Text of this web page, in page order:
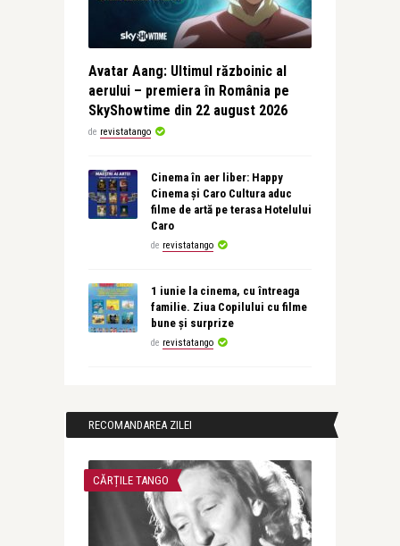
Avatar Aang: Ultimul războinic al
aerului – premiera în România pe
SkyShowtime din 22 august 2026
de revistatango
Cinema în aer liber: Happy
Cinema și Caro Cultura aduc
filme de artă pe terasa Hotelului
Caro
de revistatango
1 iunie la cinema, cu întreaga
familie. Ziua Copilului cu filme
bune și surprize
de revistatango
RECOMANDAREA ZILEI
CĂRȚILE TANGO